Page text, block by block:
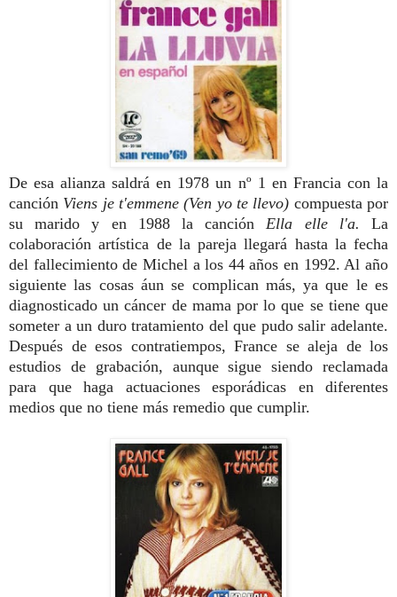
De esa alianza saldrá en 1978 un nº 1 en Francia con la
canción Viens je t'emmene (Ven yo te llevo) compuesta por
su marido y en 1988 la canciónElla elle l'a.La
colaboración artística de la pareja llegará hasta la fecha
del fallecimiento de Michel a los 44 años en 1992. Al año
siguiente las cosas áun se complican más, ya que le es
diagnosticado un cáncer de mama por lo que se tiene que
someter a un duro tratamiento del que pudo salir adelante.
Después de esos contratiempos, France se aleja de los
estudios de grabación, aunque sigue siendo reclamada
para que haga actuaciones esporádicas en diferentes
medios que no tiene más remedio que cumplir.